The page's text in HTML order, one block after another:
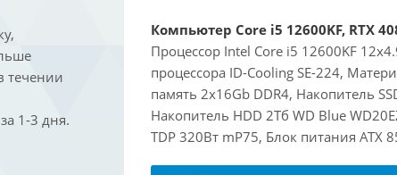
течении
1-3 дня.
Компьютер Core i5 12600KF, RTX
Процессор Intel Core i5 12600KF
процессора ID-Cooling SE-224,
память 2x16Gb DDR4, Накопитель
Накопитель HDD 2Тб WD Blue
TDP 320Вт mP75, Блок питания ATX